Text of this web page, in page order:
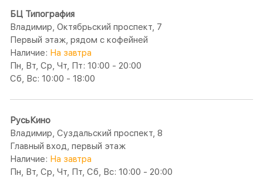
БЦ Типография
Владимир, Октябрьский проспект, 7
Первый этаж, рядом с кофейней
Наличие: На завтра
Пн, Вт, Ср, Чт, Пт: 10:00 - 20:00
Сб, Вс: 10:00 - 18:00
РусьКино
Владимир, Суздальский проспект, 8
Главный вход, первый этаж
Наличие: На завтра
Пн, Вт, Ср, Чт, Пт, Сб, Вс: 10:00 - 20:00